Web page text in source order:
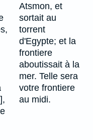
Atsmon, et
sortait au
torrent
d'Egypte; et la
frontiere
aboutissait à la
mer. Telle sera
votre frontiere
au midi.